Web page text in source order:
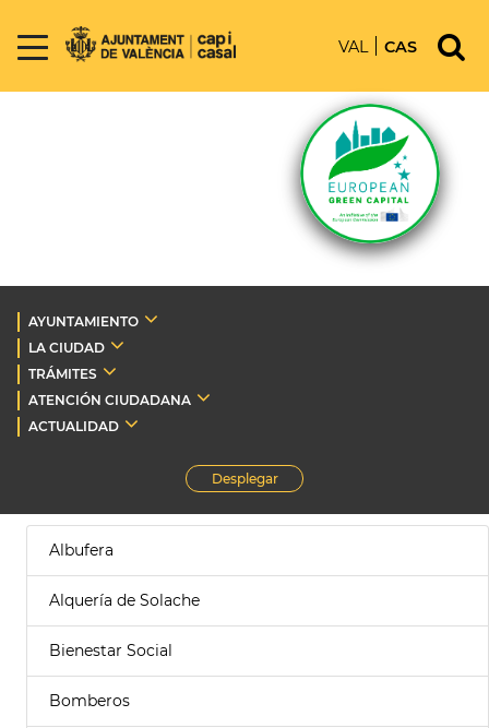
VAL CAS
AYUNTAMIENTO
LA CIUDAD
TRÁMITES
ATENCIÓN CIUDADANA
ACTUALIDAD
Desplegar
Albufera
Alquería de Solache
Bienestar Social
Bomberos